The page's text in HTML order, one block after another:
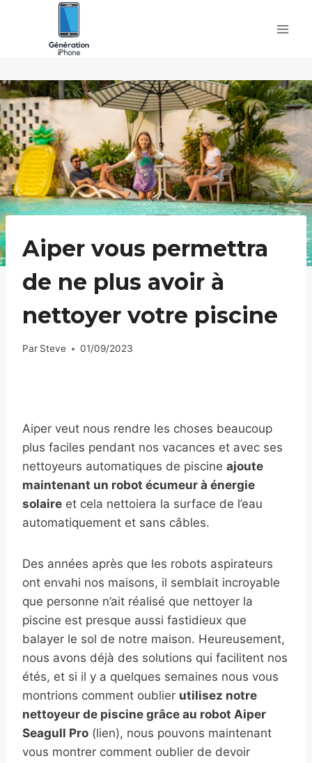
Aiper vous permettra
de ne plus avoir à
nettoyer votre piscine
Par Steve 01/09/2023
Aiper veut nous rendre les choses beaucoup
plus faciles pendant nos vacances et avec ses
nettoyeurs automatiques de piscine ajoute
maintenant un robot écumeur à énergie
solaire et cela nettoiera la surface de l’eau
automatiquement et sans câbles.
Des années après que les robots aspirateurs
ont envahi nos maisons, il semblait incroyable
que personne n’ait réalisé que nettoyer la
piscine est presque aussi fastidieux que
balayer le sol de notre maison. Heureusement,
nous avons déjà des solutions qui facilitent nos
étés, et si il y a quelques semaines nous vous
montrions comment oublier utilisez notre
nettoyeur de piscine grâce au robot Aiper
Seagull Pro (lien), nous pouvons maintenant
vous montrer comment oublier de devoir